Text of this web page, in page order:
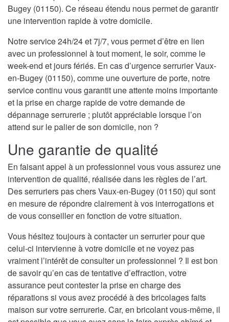
Bugey (01150). Ce réseau étendu nous permet de garantir
une intervention rapide à votre domicile.
Notre service 24h/24 et 7j/7, vous permet d’être en lien
avec un professionnel à tout moment, le soir, comme le
week-end et jours fériés. En cas d’urgence serrurier Vaux-
en-Bugey (01150), comme une ouverture de porte, notre
service continu vous garantit une attente moins importante
et la prise en charge rapide de votre demande de
dépannage serrurerie ; plutôt appréciable lorsque l’on
attend sur le palier de son domicile, non ?
Une garantie de qualité
En faisant appel à un professionnel vous vous assurez une
intervention de qualité, réalisée dans les règles de l’art.
Des serruriers pas chers Vaux-en-Bugey (01150) qui sont
en mesure de répondre clairement à vos interrogations et
de vous conseiller en fonction de votre situation.
Vous hésitez toujours à contacter un serrurier pour que
celui-ci intervienne à votre domicile et ne voyez pas
vraiment l’intérêt de consulter un professionnel ? Il est bon
de savoir qu’en cas de tentative d’effraction, votre
assurance peut contester la prise en charge des
réparations si vous avez procédé à des bricolages faits
maison sur votre serrurerie. Car, en bricolant vous-même, il